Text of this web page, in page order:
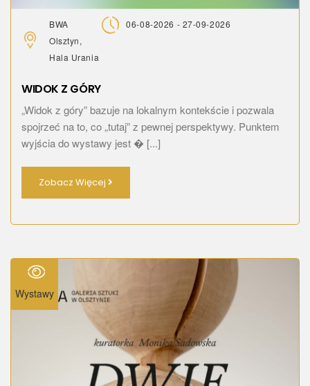
BWA
Olsztyn,
Hala Urania
06-08-2026 - 27-09-2026
WIDOK Z GÓRY
„Widok z góry” bazuje na lokalnym kontekście i pozwala
spojrzeć na to, co „tutaj” z pewnej perspektywy. Punktem
wyjścia do wystawy jest � [...]
Zobacz Więcej
Wystawy